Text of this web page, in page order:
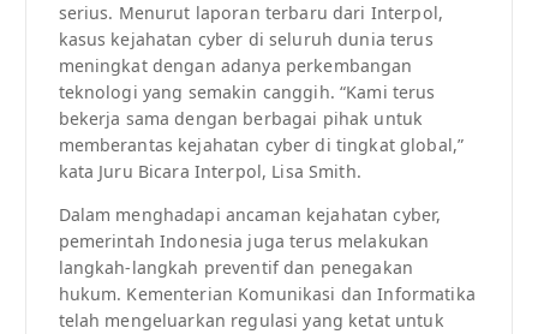
serius. Menurut laporan terbaru dari Interpol,
kasus kejahatan cyber di seluruh dunia terus
meningkat dengan adanya perkembangan
teknologi yang semakin canggih. “Kami terus
bekerja sama dengan berbagai pihak untuk
memberantas kejahatan cyber di tingkat global,”
kata Juru Bicara Interpol, Lisa Smith.
Dalam menghadapi ancaman kejahatan cyber,
pemerintah Indonesia juga terus melakukan
langkah-langkah preventif dan penegakan
hukum. Kementerian Komunikasi dan Informatika
telah mengeluarkan regulasi yang ketat untuk